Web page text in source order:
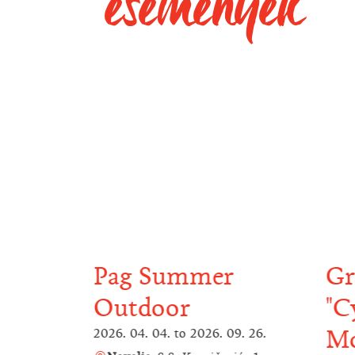
Pag Summer
Outdoor
2026. 04. 04. to 2026. 09. 26.